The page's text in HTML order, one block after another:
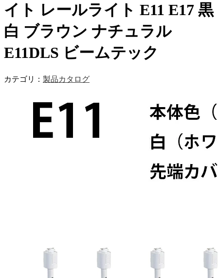
イト レールライト E11 E17 黒
白 ブラウン ナチュラル
E11DLS ビームテック
カテゴリ： 製品カタログ